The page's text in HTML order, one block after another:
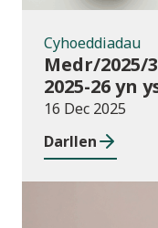
Cyhoeddiadau
Medr/2025/
2025-26 yn
gyfer
seiliedig ar
16 Dec 2025
Darllen